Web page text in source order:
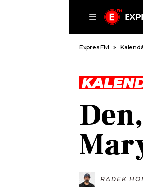
DOMŮ
ČLÁNKY
HUDBA
ROZHOVORY
#NEBUDUDOMA
KALENDÁŘ
Expres FM
RADEK